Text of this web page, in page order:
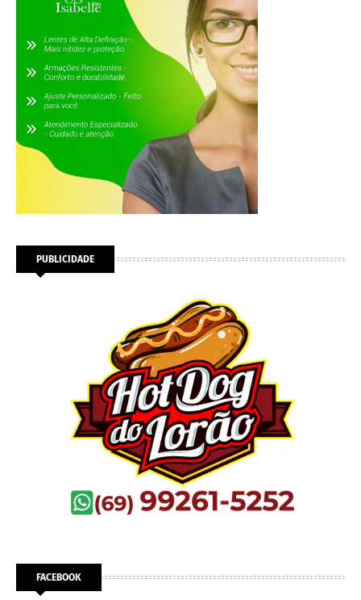
PUBLICIDADE
FACEBOOK